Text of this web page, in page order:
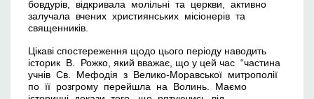
бовдурів, відкривала молільні та церкви, активно
залучала вчених християнських місіонерів та
священників.
Цікаві спостереження щодо цього періоду наводить
історик В. Рожко, який вважає, що у цей час “частина
учнів Св. Мефодія з Велико-Моравської митрополії
по її розгрому перейшла на Волинь. Маємо